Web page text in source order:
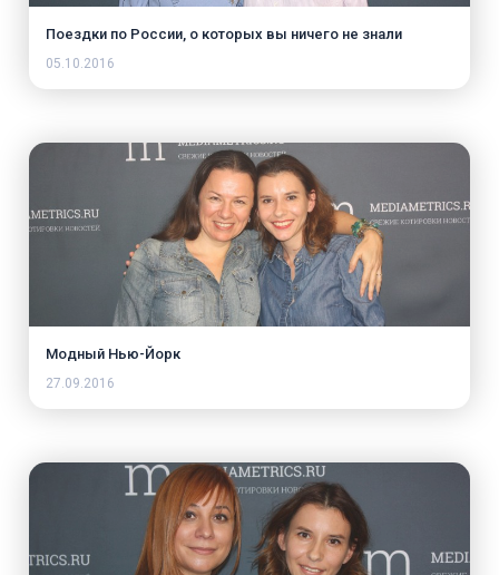
Поездки по России, о которых вы ничего не знали
05.10.2016
Модный Нью-Йорк
27.09.2016